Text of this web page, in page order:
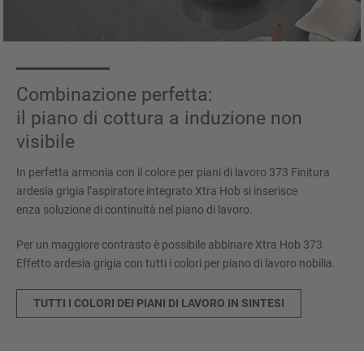
Combinazione perfetta:
il piano di cottura a induzione non
visibile
In perfetta armonia con il colore per piani di lavoro 373 Finitura
ardesia grigia l’aspiratore integrato Xtra Hob si inserisce
enza soluzione di continuità nel piano di lavoro.
Per un maggiore contrasto è possibile abbinare Xtra Hob 373
Effetto ardesia grigia con tutti i colori per piano di lavoro nobilia.
TUTTI I COLORI DEI PIANI DI LAVORO IN SINTESI